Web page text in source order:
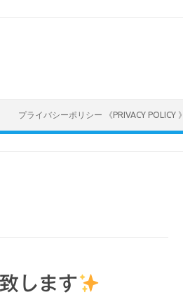
プライバシーポリシー 《PRIVACY POLICY 》
します